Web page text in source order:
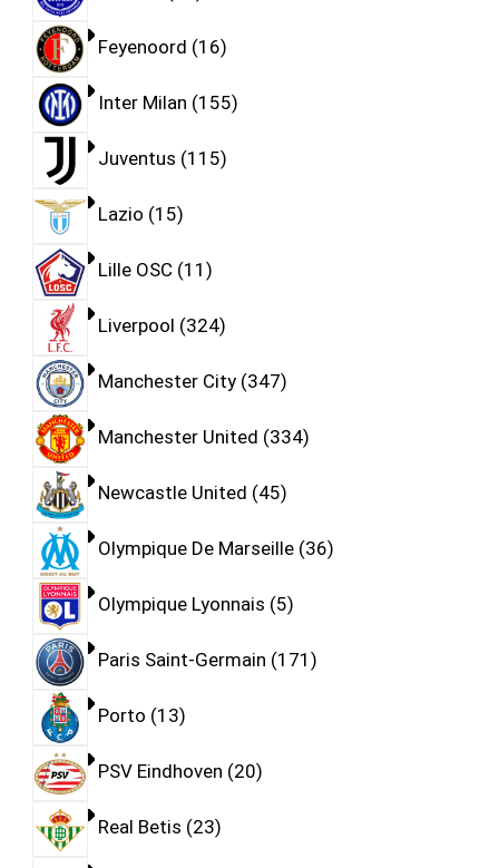
Feyenoord 16
Inter Milan 155
Juventus 115
Lazio 15
Lille OSC 11
Liverpool 324
Manchester City 347
Manchester United 334
Newcastle United 45
Olympique De Marseille 36
Olympique Lyonnais 5
Paris Saint-Germain 171
Porto 13
PSV Eindhoven 20
Real Betis 23